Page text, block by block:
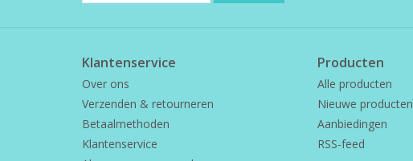
Klantenservice
Over ons
Verzenden & retourneren
Betaalmethoden
Klantenservice
Producten
Alle producten
Nieuwe producten
Aanbiedingen
RSS-feed